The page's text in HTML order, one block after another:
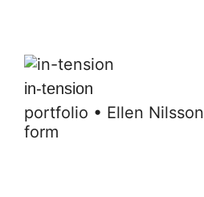
in-tension
portfolio • Ellen Nilsson
form